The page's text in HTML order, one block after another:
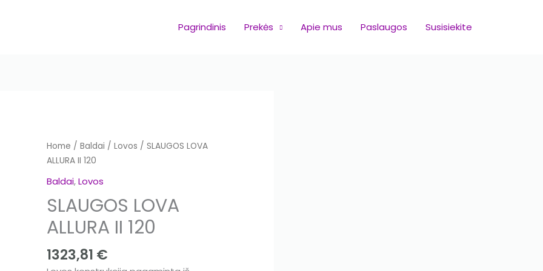
Pagrindinis Prekės Apie mus Paslaugos Susisiekite
Home / Baldai / Lovos / SLAUGOS LOVA
ALLURA II 120
Baldai,Lovos
SLAUGOS LOVA
ALLURA II 120
1323,81 €
SLAUGOS
LOVA
quantity